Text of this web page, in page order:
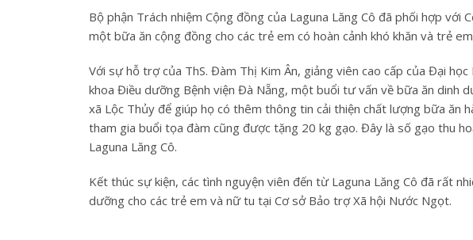
Bộ phận Trách nhiệm Cộng đồng của Laguna Lăng Cô đã phối hợp
một bữa ăn cộng đồng cho các trẻ em có hoàn cảnh khó khăn và trẻ
Với sự hỗ trợ của ThS. Đàm Thị Kim Ân, giảng viên cao cấp của Đại
khoa Điều dưỡng Bệnh viện Đà Nẵng, một buổi tư vấn về bữa ăn dinh
xã Lộc Thủy để giúp họ có thêm thông tin cải thiện chất lượng bữa ăn
tham gia buổi tọa đàm cũng được tặng 20 kg gạo. Đây là số gạo thu
Laguna Lăng Cô.
Kết thúc sự kiện, các tình nguyện viên đến từ Laguna Lăng Cô đã rất
dưỡng cho các trẻ em và nữ tu tại Cơ sở Bảo trợ Xã hội Nước Ngọt.